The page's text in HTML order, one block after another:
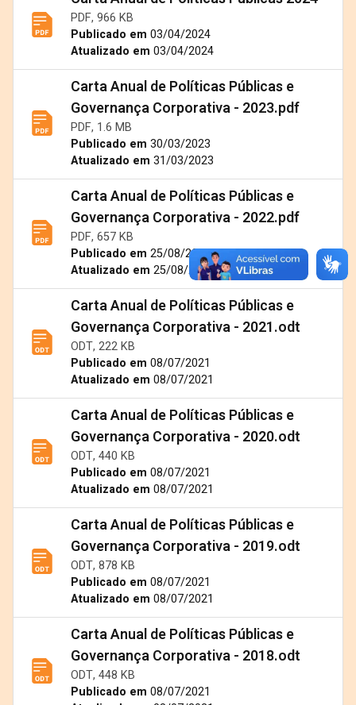
PDF, 966 KB
Publicado em 03/04/2024
Atualizado em 03/04/2024
Carta Anual de Políticas Públicas e
Governança Corporativa - 2023.pdf
PDF, 1.6 MB
Publicado em 30/03/2023
Atualizado em 31/03/2023
Carta Anual de Políticas Públicas e
Governança Corporativa - 2022.pdf
PDF, 657 KB
Publicado em 25/08/2022
Atualizado em 25/08/2022
Carta Anual de Políticas Públicas e
Governança Corporativa - 2021.odt
ODT, 222 KB
Publicado em 08/07/2021
Atualizado em 08/07/2021
Carta Anual de Políticas Públicas e
Governança Corporativa - 2020.odt
ODT, 440 KB
Publicado em 08/07/2021
Atualizado em 08/07/2021
Carta Anual de Políticas Públicas e
Governança Corporativa - 2019.odt
ODT, 878 KB
Publicado em 08/07/2021
Atualizado em 08/07/2021
Carta Anual de Políticas Públicas e
Governança Corporativa - 2018.odt
ODT, 448 KB
Publicado em 08/07/2021